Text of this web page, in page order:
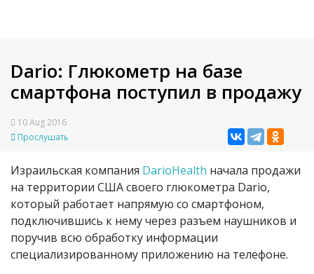
Dario: Глюкометр на базе
смартфона поступил в продажу
10 Aug 2016
Прослушать
Израильская компания DarioHealth начала продажи
на территории США своего глюкометра Dario,
который работает напрямую со смартфоном,
подключившись к нему через разъем наушников и
поручив всю обработку информации
специализированному приложению на телефоне.